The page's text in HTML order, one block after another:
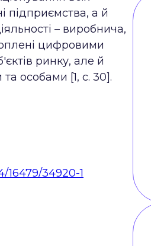
підприємства, а й
– виробнича,
цифровими
ринку, але й
особами [1, с. 30].
34920-1